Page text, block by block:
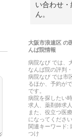
い合わせ
ん。
大阪市浪速区の
んば院情報
病院なび では、
なんば院の評判
病院なび では市
るほか、予約が
です。
病院を探したい
求人、薬剤師求
また、役立つ医
になってください
関連キーワード:
つけ